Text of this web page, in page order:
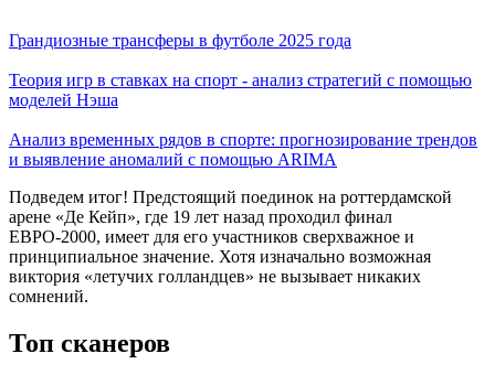
Грандиозные трансферы в футболе 2025 года
Теория игр в ставках на спорт - анализ стратегий с помощью
моделей Нэша
Анализ временных рядов в спорте: прогнозирование трендов
и выявление аномалий с помощью ARIMA
Подведем итог! Предстоящий поединок на роттердамской
арене «Де Кейп», где 19 лет назад проходил финал
ЕВРО-2000, имеет для его участников сверхважное и
принципиальное значение. Хотя изначально возможная
виктория «летучих голландцев» не вызывает никаких
сомнений.
Топ сканеров